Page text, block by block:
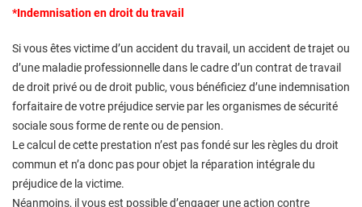
*Indemnisation en droit du travail
Si vous êtes victime d’un accident du travail, un accident de trajet ou
d’une maladie professionnelle dans le cadre d’un contrat de travail
de droit privé ou de droit public, vous bénéficiez d’une indemnisation
forfaitaire de votre préjudice servie par les organismes de sécurité
sociale sous forme de rente ou de pension.
Le calcul de cette prestation n’est pas fondé sur les règles du droit
commun et n’a donc pas pour objet la réparation intégrale du
préjudice de la victime.
Néanmoins, il vous est possible d’engager une action contre